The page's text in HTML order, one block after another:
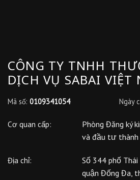
CÔNG TY TNHH
DỊCH VỤ SABAI VIỆT
Mã số: 0109341054 Ngày
Cơ quan cấp:
Phòng Đăng ký
và đầu tư thành
Địa chỉ:
Số 344 phố
quận Đống Đa,